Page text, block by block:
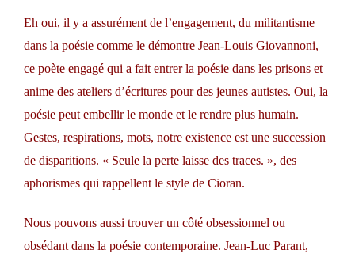
Eh oui, il y a assurément de l’engagement, du militantisme
dans la poésie comme le démontre Jean-Louis Giovannoni,
ce poète engagé qui a fait entrer la poésie dans les prisons et
anime des ateliers d’écritures pour des jeunes autistes. Oui, la
poésie peut embellir le monde et le rendre plus humain.
Gestes, respirations, mots, notre existence est une succession
de disparitions. « Seule la perte laisse des traces. », des
aphorismes qui rappellent le style de Cioran.
Nous pouvons aussi trouver un côté obsessionnel ou
obsédant dans la poésie contemporaine. Jean-Luc Parant,